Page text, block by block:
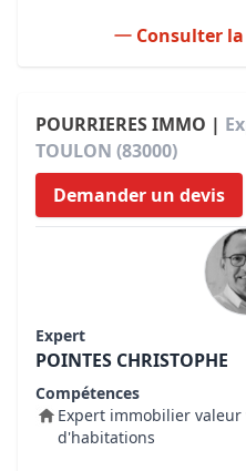
Consulter
POURRIERES IMMO |
TOULON (83000)
Demander un devis
Expert
POINTES CHRISTOPHE
Compétences
Expert immobilier valeur
d'habitations